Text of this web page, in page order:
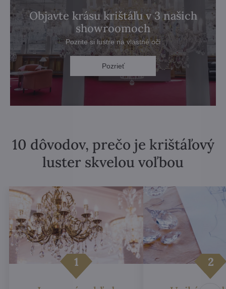
Objavte krásu krištáľu v 3 našich
showroomoch
Pozrite si lustre na vlastné oči
Pozrieť
10 dôvodov, prečo je krištáľový
luster skvelou voľbou